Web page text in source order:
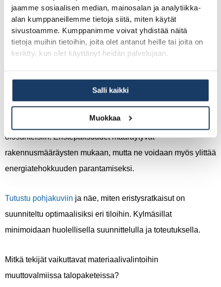
jaamme sosiaalisen median, mainosalan ja analytiikka-
alan kumppaneillemme tietoja siitä, miten käytät
sivustoamme. Kumppanimme voivat yhdistää näitä
tietoja muihin tietoihin, joita olet antanut heille tai joita on
kerätty, kun olet käyttänyt heidän palvelujaan.
Salli kaikki
Muokkaa
Erilaisten eristevaihtoehtojen valinta riippuu talon
rakenteesta ja sijainnista. Mineraalivilla on yleisin valinta
sen hyvän lämmöneristävyyden ja paloturvallisuuden
vuoksi. Se on myös hengittävää, mikä auttaa ehkäisemään
Talopaketin materiaalit sisältävät yleensä kattavan
eristepaketin, joka on suunniteltu Suomen ilmasto-
olosuhteisiin. Eristepaksuudet määräytyvät
rakennusmääräysten mukaan, mutta ne voidaan myös ylittää
energiatehokkuuden parantamiseksi.
Tutustu pohjakuviin ja näe, miten eristysratkaisut on
suunniteltu optimaalisiksi eri tiloihin. Kylmäsillat
minimoidaan huolellisella suunnittelulla ja toteutuksella.
Mitkä tekijät vaikuttavat materiaalivalintoihin
muuttovalmiissa talopaketeissa?